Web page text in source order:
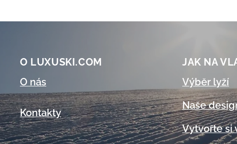
O LUXUSKI.COM
O nás
Kontakty
JAK NA
Výběr lyží
Naše
Vytvořte si